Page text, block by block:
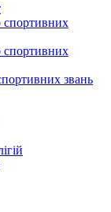
спортивних
спортивних
звань